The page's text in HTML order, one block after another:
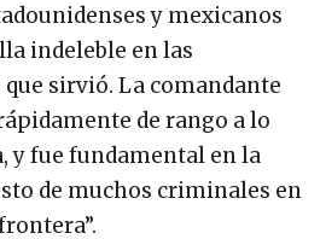
y mexicanos
indeleble en las
que sirvió. La comandante
de rango a lo
y fue fundamental en la
de muchos criminales en